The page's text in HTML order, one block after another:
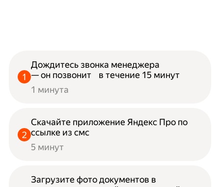
Дождитесь звонка менеджера
— он позвонит в течение 15 минут
1 минута
Скачайте приложение Яндекс Про по
ссылке из смс
5 минут
Загрузите фото документов в